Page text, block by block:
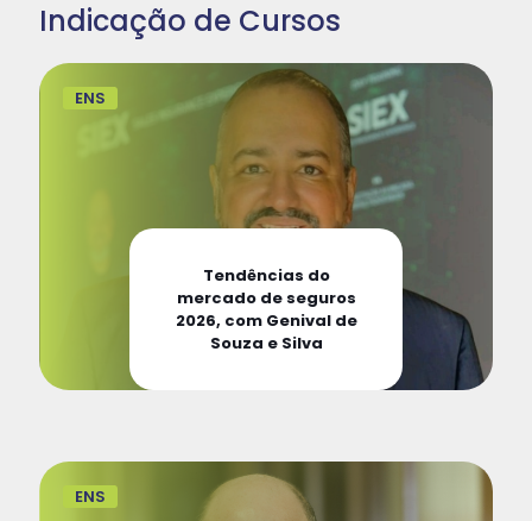
Indicação de Cursos
ENS
Tendências do
mercado de seguros
2026, com Genival de
Souza e Silva
ENS